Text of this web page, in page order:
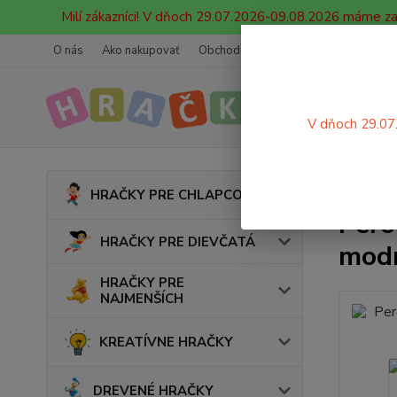
Milí zákazníci! V dňoch 29.07.2026-09.08.2026 máme
O nás Ako nakupovať Obchodné podmienky
HRAČKY PRE CHLAPCOV
HRAČKY PRE DIEVČATÁ
HRAČKY PRE
NAJMENŠÍCH
KREATÍVNE HRAČKY
DREVENÉ HRAČKY
V dňoch